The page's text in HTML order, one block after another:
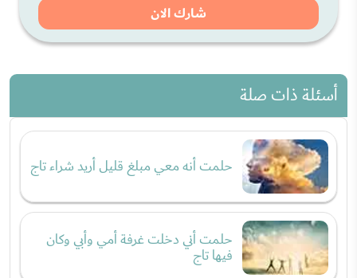
شارك الان
أسئلة ذات صلة
حلمت أنه معي مبلغ قليل أريد شراء تاج
حلمت أني دخلت غرفة أمي وأبي وكان
فيها تاج